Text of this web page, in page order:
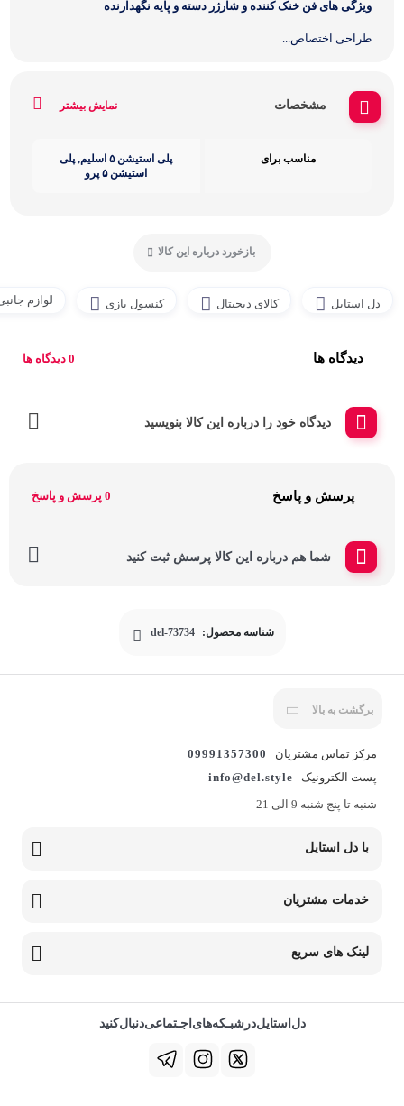
ویژگی های فن خنک کننده و شارژر دسته و پایه نگهدارنده
طراحی اختصاص...
مشخصات نمایش بیشتر
مناسب برای
پلی استیشن ۵ اسلیم, پلی
استیشن ۵ پرو
بازخورد درباره این کالا
دل استایل کالای دیجیتال کنسول بازی لوازم
دیدگاه ها 0 دیدگاه ها
دیدگاه خود را درباره این کالا بنویسید
پرسش و پاسخ 0 پرسش و پاسخ
شما هم درباره این کالا پرسش ثبت کنید
شناسه محصول: del-73734
برگشت به بالا
مرکز تماس مشتریان
09991357300
پست الکترونیک
info@del.style
شنبه تا پنج شنبه 9 الی 21
با دل استایل
خدمات مشتریان
لینک های سریع
دل‌استایل‌در‌‌شبـکه‌های‌اجـتماعی‌دنبال‌کنید